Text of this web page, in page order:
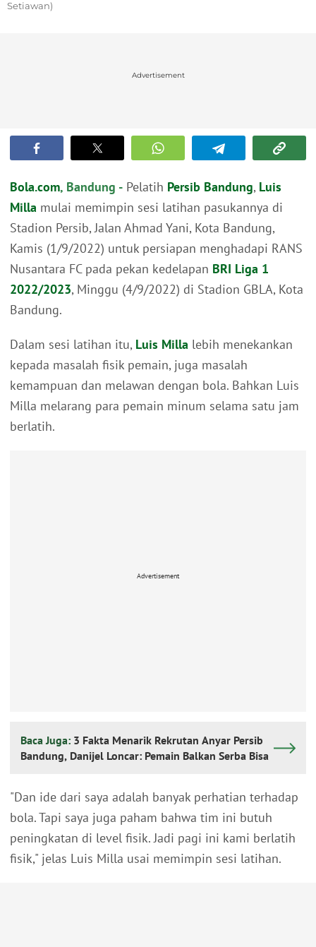
Setiawan)
Advertisement
Bola.com, Bandung - Pelatih Persib Bandung, Luis
Milla mulai memimpin sesi latihan pasukannya di
Stadion Persib, Jalan Ahmad Yani, Kota Bandung,
Kamis (1/9/2022) untuk persiapan menghadapi RANS
Nusantara FC pada pekan kedelapan BRI Liga 1
2022/2023, Minggu (4/9/2022) di Stadion GBLA, Kota
Bandung.
Dalam sesi latihan itu, Luis Milla lebih menekankan
kepada masalah fisik pemain, juga masalah
kemampuan dan melawan dengan bola. Bahkan Luis
Milla melarang para pemain minum selama satu jam
berlatih.
Advertisement
Baca Juga: 3 Fakta Menarik Rekrutan Anyar Persib
Bandung, Danijel Loncar: Pemain Balkan Serba Bisa
"Dan ide dari saya adalah banyak perhatian terhadap
bola. Tapi saya juga paham bahwa tim ini butuh
peningkatan di level fisik. Jadi pagi ini kami berlatih
fisik," jelas Luis Milla usai memimpin sesi latihan.